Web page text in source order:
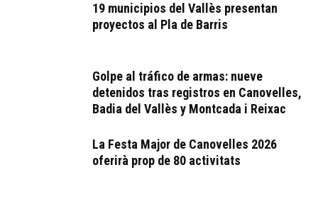
19 municipios del Vallès presentan
proyectos al Pla de Barris
Golpe al tráfico de armas: nueve
detenidos tras registros en Canovelles,
Badia del Vallès y Montcada i Reixac
La Festa Major de Canovelles 2026
oferirà prop de 80 activitats